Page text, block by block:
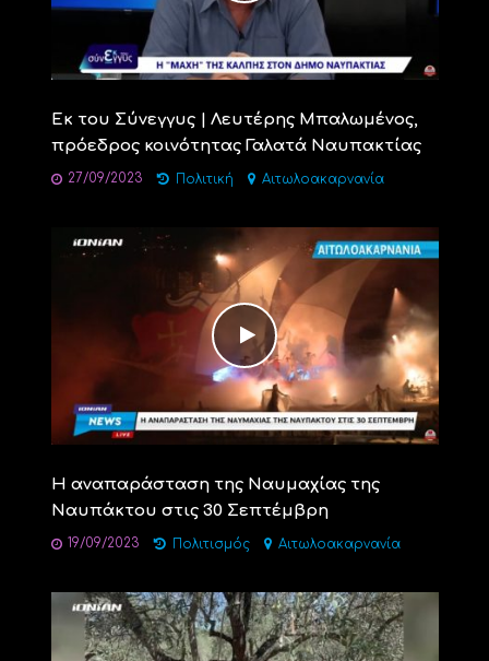
Εκ του Σύνεγγυς | Λευτέρης Μπαλωμένος,
πρόεδρος κοινότητας Γαλατά Ναυπακτίας
27/09/2023 Πολιτική Αιτωλοακαρνανία
Η αναπαράσταση της Ναυμαχίας της
Ναυπάκτου στις 30 Σεπτέμβρη
19/09/2023 Πολιτισμός Αιτωλοακαρνανία